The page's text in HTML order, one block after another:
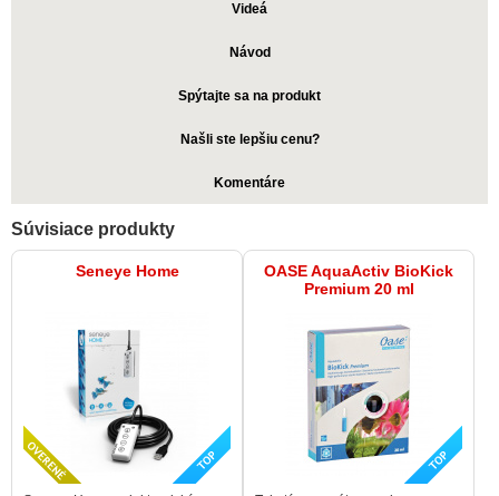
Videá
Návod
Spýtajte sa na produkt
Našli ste lepšiu cenu?
Komentáre
Súvisiace produkty
Seneye Home
OASE AquaActiv BioKick
Premium 20 ml